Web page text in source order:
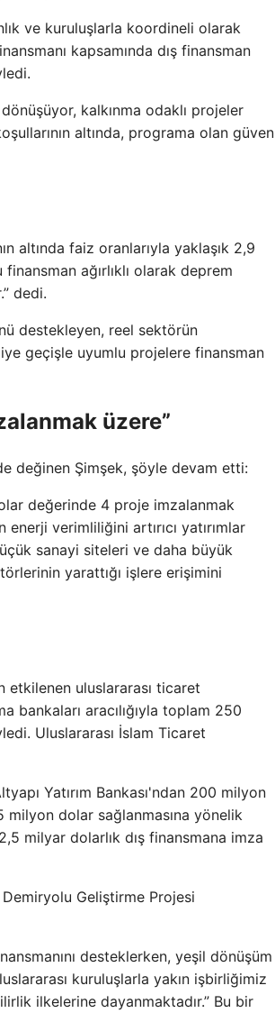
ve kuruluşlarla koordineli olarak
kapsamında dış finansman
kalkınma odaklı projeler
altında, programa olan güven
altında faiz oranlarıyla yaklaşık 2,9
ağırlıklı olarak deprem
dedi.
destekleyen, reel sektörün
geçişle uyumlu projelere finansman
üzere”
değinen Şimşek, şöyle devam etti:
değerinde 4 proje imzalanmak
enerji verimliliğini artırıcı yatırımlar
sanayi siteleri ve daha büyük
yarattığı işlere erişimini
etkilenen uluslararası ticaret
bankaları aracılığıyla toplam 250
Uluslararası İslam Ticaret
Yatırım Bankası'ndan 200 milyon
milyon dolar sağlanmasına yönelik
milyar dolarlık dış finansmana imza
Geliştirme Projesi
desteklerken, yeşil dönüşüm
kuruluşlarla yakın işbirliğimiz
ilkelerine dayanmaktadır.” Bu bir